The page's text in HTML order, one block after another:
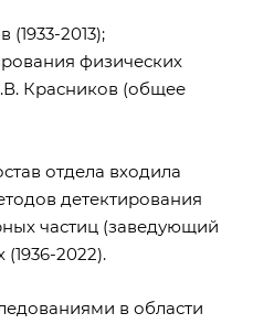
2013);
физических
Красников (общее
отдела входила
детектирования
частиц (заведующий
2022).
в области